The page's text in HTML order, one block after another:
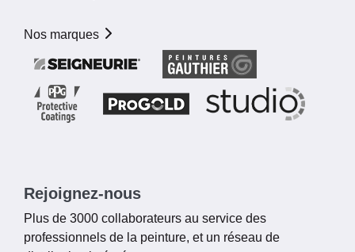
Nos marques
Rejoignez-nous
Plus de 3000 collaborateurs au service des
professionnels de la peinture, et un réseau de